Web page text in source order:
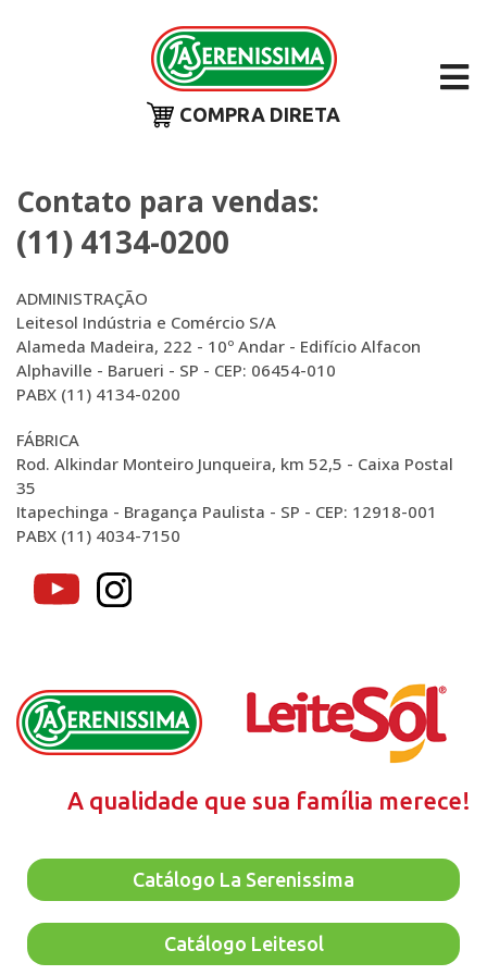
COMPRA DIRETA
Contato para vendas:
(11) 4134-0200
ADMINISTRAÇÃO
Leitesol Indústria e Comércio S/A
Alameda Madeira, 222 - 10º Andar - Edifício Alfacon
Alphaville - Barueri - SP - CEP: 06454-010
PABX (11) 4134-0200
FÁBRICA
Rod. Alkindar Monteiro Junqueira, km 52,5 - Caixa Postal
35
Itapechinga - Bragança Paulista - SP - CEP: 12918-001
PABX (11) 4034-7150
A qualidade que sua família merece!
Catálogo La Serenissima
Catálogo Leitesol